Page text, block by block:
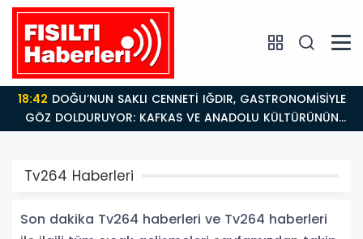
18:42
GÖZ DOLDURUYOR: KAFKAS VE ANADOLU KÜLTÜRÜNÜN
BULUŞMA NOKTASI
Tv264 Haberleri
Son dakika Tv264 haberleri ve Tv264 haberleri